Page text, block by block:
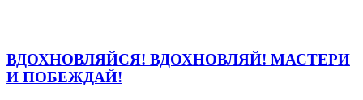
ВДОХНОВЛЯЙСЯ! ВДОХНОВЛЯЙ! МАСТЕРИ
И ПОБЕЖДАЙ!